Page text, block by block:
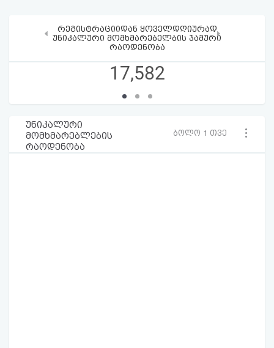
რეგისტრაციიდან ყოველდღიურად
უნიკალური მომხმარებელბის ჯამური
რაოდენობა
17,582
‹ ›
უნიკალური
მომხმარებლების
რაოდენობა
ბოლო 1 თვე